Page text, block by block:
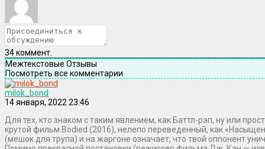
34коммент.
Межтекстовые Отзывы
Посмотреть все комментарии
milok_bond
14 января, 2022 23:46
Для тех, кто знаком с таким явлением, как Баттл-рэп, ну или
крутой фильм Bodied (2016), нелепо переведенный, как
(мешок для трупа) и на жаргоне означает, что твой оппонент